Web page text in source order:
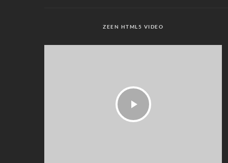
ZEEN HTML5 VIDEO